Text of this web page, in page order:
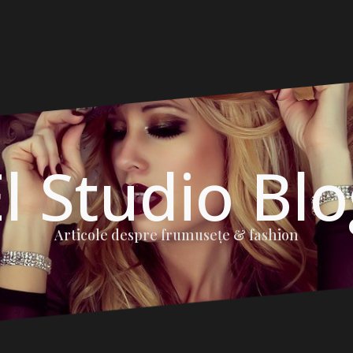
Studio
Articole despre frumuseţe & fashion